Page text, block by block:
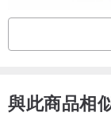
與此商品相